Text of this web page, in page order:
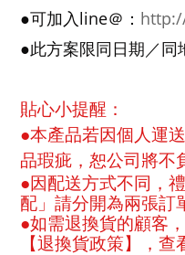
●可加入 line＠：
●此方案限同日期／同
貼心小提醒 ：
●本產品若因個人運
品瑕疵，恕公司將不
●因配送方式不同，
配」請分開為兩張訂
●如需退換貨的顧客
【退換貨政策】，查